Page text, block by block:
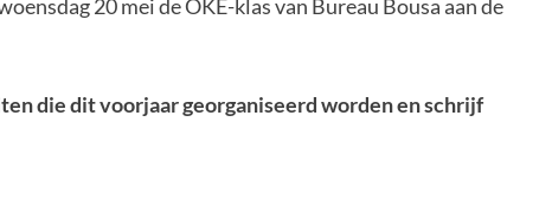
20 mei de OKE-klas van Bureau Bousa aan de
die dit voorjaar georganiseerd wordenenschrijf